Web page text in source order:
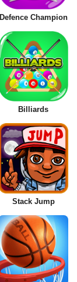
Defence Champion
Billiards
Stack Jump